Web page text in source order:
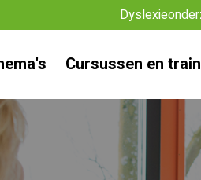
Cursussen en